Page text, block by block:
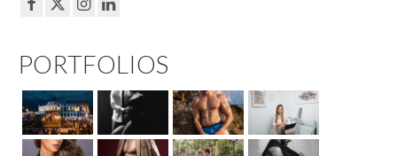
PORTFOLIOS